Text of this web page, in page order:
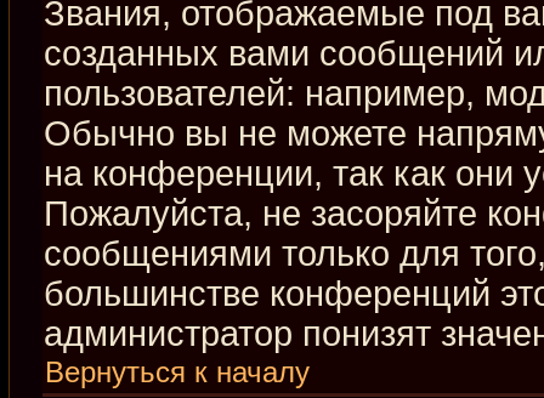
Звания, отображаемые под
созданных вами сообщений
пользователей: например,
Обычно вы не можете
на конференции, так как они
Пожалуйста, не засоряйте
сообщениями только для
большинстве конференций
администратор понизят
Вернуться к началу